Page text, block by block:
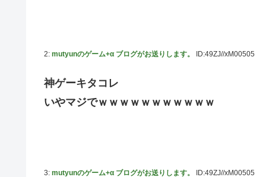
やる夫のダンジョン運営記183-雑談所ネタ118 懺悔小ネ
【謎】『ダーク路線のドラクエ12』を発売中止にしない
【デレマス】 紗南「アイドルに似合うポケモン？」
か適当に作る感じがしない・・・」「あれがまさに経験値
2: mutyunのゲーム+α ブログがお送りします。 ID:49ZJ//xM00505
神ゲーキタコレ
いやマジでｗｗｗｗｗｗｗｗｗｗｗ
3: mutyunのゲーム+α ブログがお送りします。 ID:49ZJ//xM00505